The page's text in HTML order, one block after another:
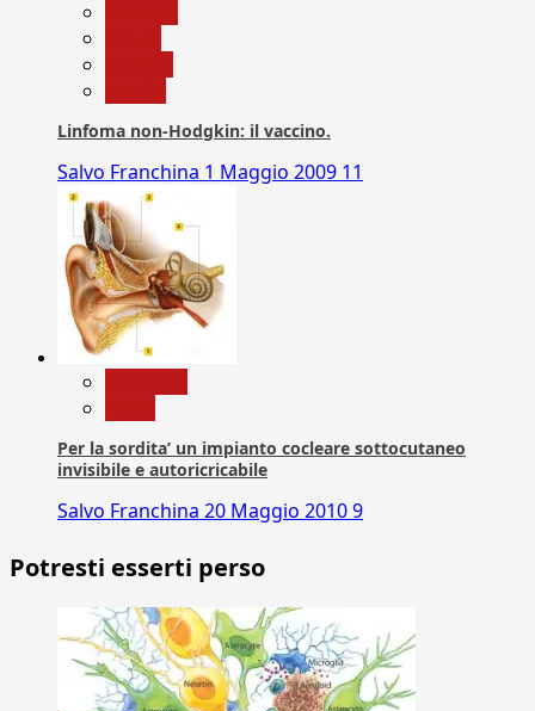
Linfoma non-Hodgkin: il vaccino.
Salvo Franchina 1 Maggio 2009 11
Per la sordita’ un impianto cocleare sottocutaneo
invisibile e autoricricabile
Salvo Franchina 20 Maggio 20109
Potresti esserti perso